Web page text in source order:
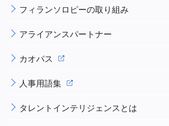
フィランソロピーの取り組み
アライアンスパートナー
カオパス
人事用語集
タレントインテリジェンスとは